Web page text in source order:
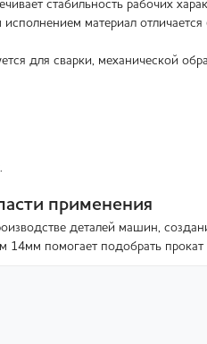
стабильность рабочих
материал
для сварки, механической
применения
деталей машин,
14мм помогает подобрать прокат